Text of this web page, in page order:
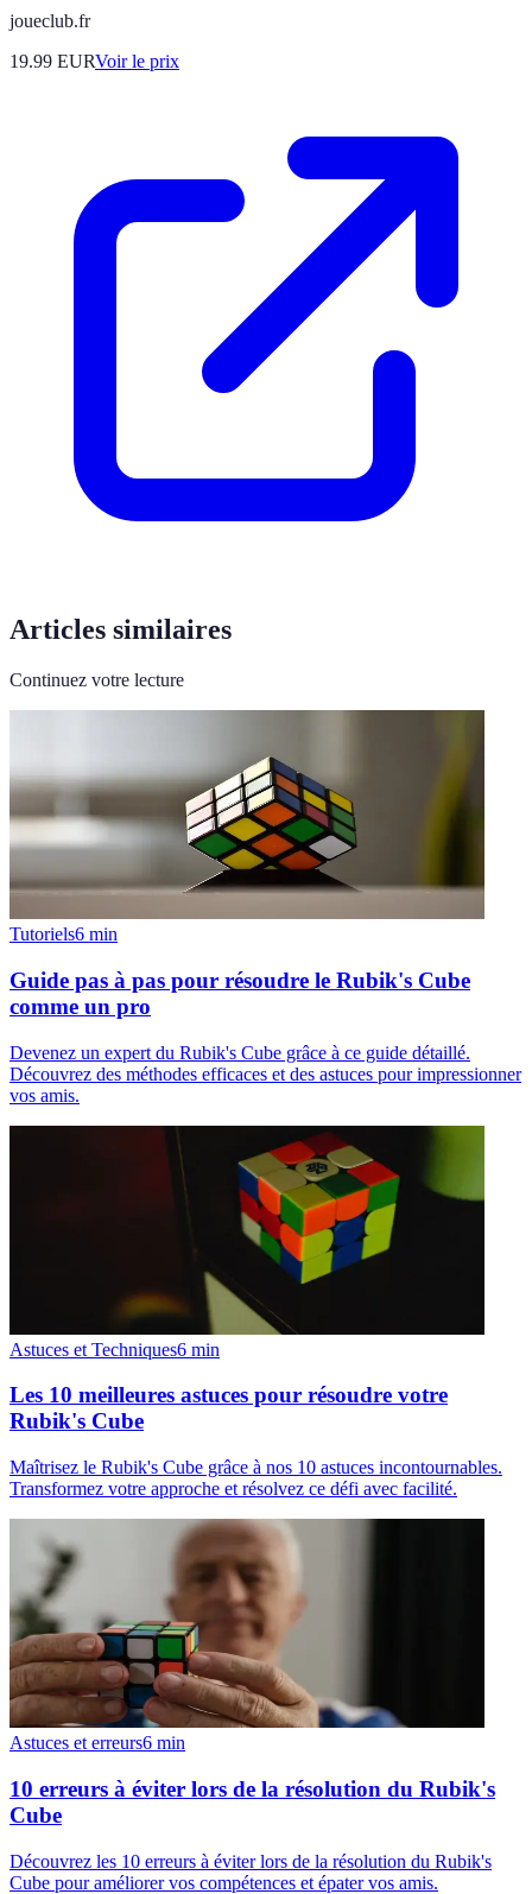
joueclub.fr
19.99 EURVoir le prix
Articles similaires
Continuez votre lecture
Tutoriels6 min
Guide pas à pas pour résoudre le Rubik's Cube
comme un pro
Devenez un expert du Rubik's Cube grâce à ce guide détaillé.
Découvrez des méthodes efficaces et des astuces pour impressionner
vos amis.
Astuces et Techniques6 min
Les 10 meilleures astuces pour résoudre votre
Rubik's Cube
Maîtrisez le Rubik's Cube grâce à nos 10 astuces incontournables.
Transformez votre approche et résolvez ce défi avec facilité.
Astuces et erreurs6 min
10 erreurs à éviter lors de la résolution du Rubik's
Cube
Découvrez les 10 erreurs à éviter lors de la résolution du Rubik's
Cube pour améliorer vos compétences et épater vos amis.